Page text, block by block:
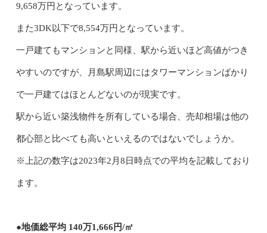
9,658万円となっています。
また3DK以下で8,554万円となっています。
一戸建てもマンションと同様、駅から近いほど高値がつき
やすいのですが、月島駅周辺にはタワーマンションばかり
で一戸建てはほとんどないのが現実です。
駅から近い築浅物件を所有している場合、売却相場は他の
都心部と比べても高いといえるのではないでしょうか。
※上記の数字は2023年2月8日時点での平均を記載しており
ます。
●地価総平均 140万1,666円/㎡